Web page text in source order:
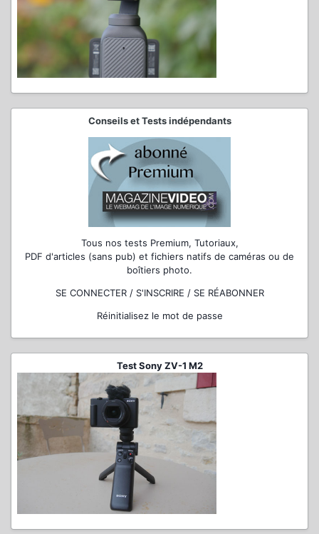
Conseils et Tests indépendants
Tous nos tests Premium, Tutoriaux,
PDF d'articles (sans pub) et fichiers natifs de caméras ou de
boîtiers photo.
SE CONNECTER / S'INSCRIRE / SE RÉABONNER
Réinitialisez le mot de passe
Test Sony ZV-1 M2